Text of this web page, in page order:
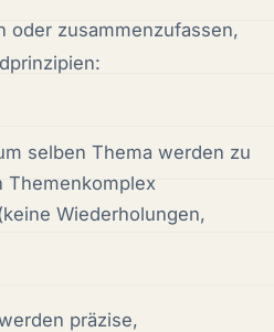
oder zusammenzufassen,
selben Thema werden zu
Themenkomplex
Wiederholungen,
präzise,